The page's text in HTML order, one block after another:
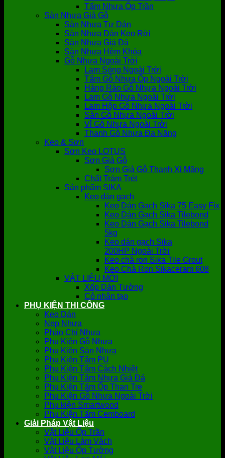
Tấm Nhựa Ốp Trần
Sàn Nhựa Giả Gỗ
Sàn Nhựa Tự Dán
Sàn Nhựa Dán Keo Rời
Sàn Nhựa Giả Đá
Sàn Nhựa Hèm Khóa
Gỗ Nhựa Ngoài Trời
Lam Sóng Ngoài Trời
Tấm Gỗ Nhựa Ốp Ngoài Trời
Hàng Rào Gỗ Nhựa Ngoài Trời
Lam Gỗ Nhựa Ngoài Trời
Lam Hộp Gỗ Nhựa Ngoài Trời
Sàn Gỗ Nhựa Ngoài Trời
Vỉ Gỗ Nhựa Ngoài Trời
Thanh Gỗ Nhựa Đa Năng
Keo & Sơn
Sơn Keo LOTUS
Sơn Giả Gỗ
Sơn Giả Gỗ Thanh Xi Măng
Chất Trám Trét
Sản phẩm SIKA
Keo dán gạch
Keo Dán Gạch Sika 75 Easy Fix
Keo Dán Gạch Sika Tilebond
Keo Dán Gạch Sika Tilebond
5kg
Keo dán gạch Sika
200HP Ngoài Trời
Keo chà ron Sika Tile Grout
Keo Chà Ron Sikaceram 608
VẬT LIỆU MỚI
Xốp Dán Tường
Cỏ nhân tạo
PHỤ KIỆN THI CÔNG
Keo Dán
Nẹp Nhựa
Phào Chỉ Nhựa
Phụ Kiện Gỗ Nhựa
Phụ Kiện Sàn Nhựa
Phụ Kiện Tấm PU
Phụ Kiện Tấm Cách Nhiệt
Phụ Kiện Tấm Nhựa Giả Đá
Phụ Kiện Tấm Ốp Than Tre
Phụ Kiện Gỗ Nhựa Ngoài Trời
Phụ kiện Smartwood
Phụ Kiện Tấm Cemboard
Giải Pháp Vật Liệu
Vật Liệu Ốp Trần
Vật Liệu Làm Vách
Vật Liệu Ốp Tường